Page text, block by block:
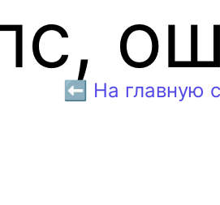
⬅️ На главную